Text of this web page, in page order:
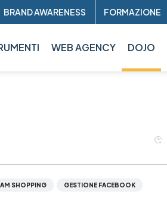
SHOPPING GESTIONE FACEBOOK
BRAND AWARENESS FORMAZIONE
WEB AGENCY DOJO